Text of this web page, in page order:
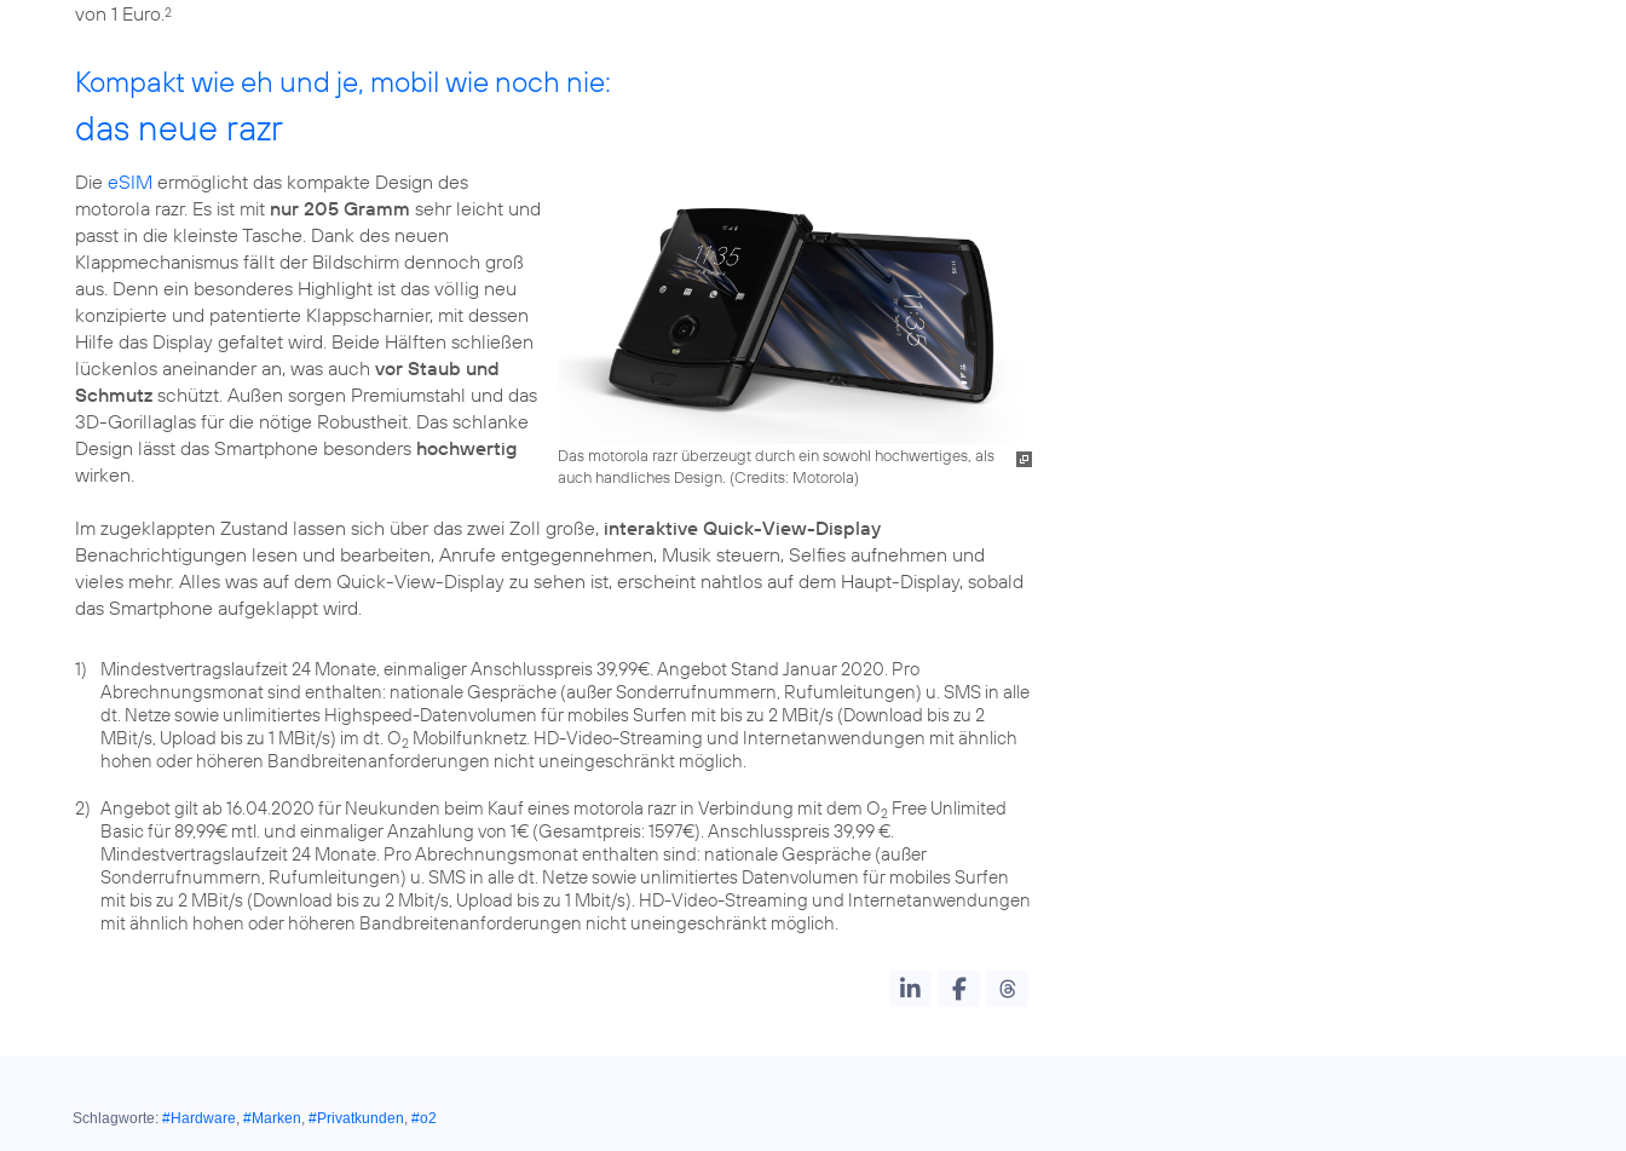
von 1 Euro.2
Kompakt wie eh und je, mobil wie noch nie:
das neue razr
Das motorola razr überzeugt durch ein sowohl hochwertiges, als
auch handliches Design. (Credits: Motorola)
Die eSIM ermöglicht das kompakte Design des
motorola razr. Es ist mit nur 205 Gramm sehr leicht und
passt in die kleinste Tasche. Dank des neuen
Klappmechanismus fällt der Bildschirm dennoch groß
aus. Denn ein besonderes Highlight ist das völlig neu
konzipierte und patentierte Klappscharnier, mit dessen
Hilfe das Display gefaltet wird. Beide Hälften schließen
lückenlos aneinander an, was auch vor Staub und
Schmutz schützt. Außen sorgen Premiumstahl und das
3D-Gorillaglas für die nötige Robustheit. Das schlanke
Design lässt das Smartphone besonders hochwertig
wirken.
Im zugeklappten Zustand lassen sich über das zwei Zoll große, interaktive Quick-View-Display
Benachrichtigungen lesen und bearbeiten, Anrufe entgegennehmen, Musik steuern, Selfies aufnehmen und
vieles mehr. Alles was auf dem Quick-View-Display zu sehen ist, erscheint nahtlos auf dem Haupt-Display, sobald
1)
Mindestvertragslaufzeit 24 Monate, einmaliger Anschlusspreis 39,99€. Angebot Stand Januar 2020. Pro
Abrechnungsmonat sind enthalten: nationale Gespräche (außer Sonderrufnummern, Rufumleitungen) u. SMS in alle
dt. Netze sowie unlimitiertes Highspeed-Datenvolumen für mobiles Surfen mit bis zu 2 MBit/s (Download bis zu 2
MBit/s, Upload bis zu 1 MBit/s) im dt. O2 Mobilfunknetz. HD-Video-Streaming und Internetanwendungen mit ähnlich
hohen oder höheren Bandbreitenanforderungen nicht uneingeschränkt möglich.
2) Angebot gilt ab 16.04.2020 für Neukunden beim Kauf eines motorola razr in Verbindung mit dem O2 Free Unlimited
Basic für 89,99€ mtl. und einmaliger Anzahlung von 1€ (Gesamtpreis: 1597€). Anschlusspreis 39,99 €.
Mindestvertragslaufzeit 24 Monate. Pro Abrechnungsmonat enthalten sind: nationale Gespräche (außer
Sonderrufnummern, Rufumleitungen) u. SMS in alle dt. Netze sowie unlimitiertes Datenvolumen für mobiles Surfen
mit bis zu 2 MBit/s (Download bis zu 2 Mbit/s, Upload bis zu 1 Mbit/s). HD-Video-Streaming und Internetanwendungen
mit ähnlich hohen oder höheren Bandbreitenanforderungen nicht uneingeschränkt möglich.
Schlagworte: #Hardware, #Marken, #Privatkunden, #o2